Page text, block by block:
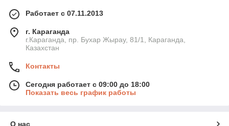
Работает с 07.11.2013
г. Караганда
г.Караганда, пр. Бухар Жырау, 81/1, Караганда,
Казахстан
Контакты
Сегодня работает с 09:00 до 18:00
Показать весь график работы
О нас